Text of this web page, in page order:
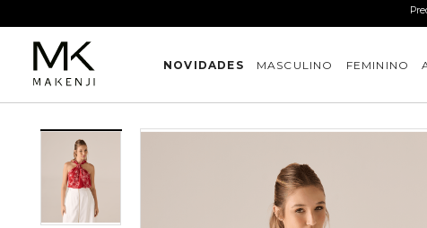
NOVIDADES MASCULINO FEMININO